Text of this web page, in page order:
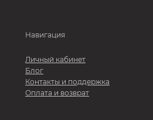
Навигация
Личный кабинет
Блог
Контакты и поддержка
Оплата и возврат